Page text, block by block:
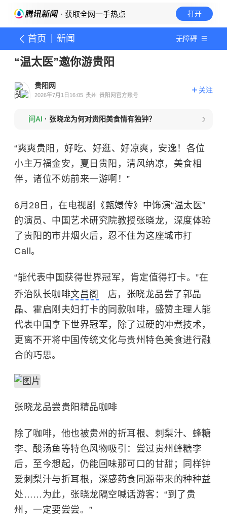
· 获取全网一手热点 打开
首页 新闻 无障碍
“温太医”邀你游贵阳
贵阳网
2026年7月1日16:05 贵州 贵阳网官方账号
关注
问AI · 张晓龙为何对贵阳美食情有独钟？
“爽爽贵阳，好吃、好逛、好凉爽，安逸！各位
小主万福金安，夏日贵阳，清风纳凉，美食相
伴，诸位不妨前来一游啊！”
6月28日，在电视剧《甄嬛传》中饰演“温太医”
的演员、中国艺术研究院教授张晓龙，深度体验
了贵阳的市井烟火后，忍不住为这座城市打
Call。
“能代表中国获得世界冠军，肯定值得打卡。”在
乔治队长咖啡文昌阁
店，张晓龙品尝了郭晶
晶、霍启刚夫妇打卡的同款咖啡，盛赞主理人能
代表中国拿下世界冠军，除了过硬的冲煮技术，
更离不开将中国传统文化与贵州特色美食进行融
合的巧思。
张晓龙品尝贵阳精品咖啡
除了咖啡，他也被贵州的折耳根、刺梨汁、蜂糖
李、酸汤鱼等特色风物吸引：尝过贵州蜂糖李
后，至今想起，仍能回味那可口的甘甜；同样钟
爱刺梨汁与折耳根，深感药食同源带来的种种益
处……为此， 张晓龙 隔空喊话游客：“到了贵
州，一定要尝尝。”